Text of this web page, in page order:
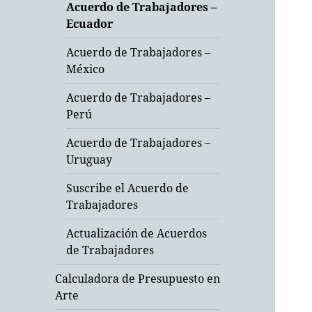
Acuerdo de Trabajadores –
Ecuador
Acuerdo de Trabajadores –
México
Acuerdo de Trabajadores –
Perú
Acuerdo de Trabajadores –
Uruguay
Suscribe el Acuerdo de
Trabajadores
Actualización de Acuerdos
de Trabajadores
Calculadora de Presupuesto en
Arte